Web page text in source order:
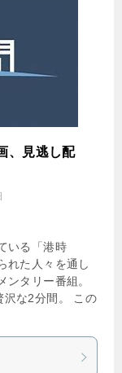
、見逃し配
いる「港時
れた人々を通し
タリー番組。
沢な2分間。 この